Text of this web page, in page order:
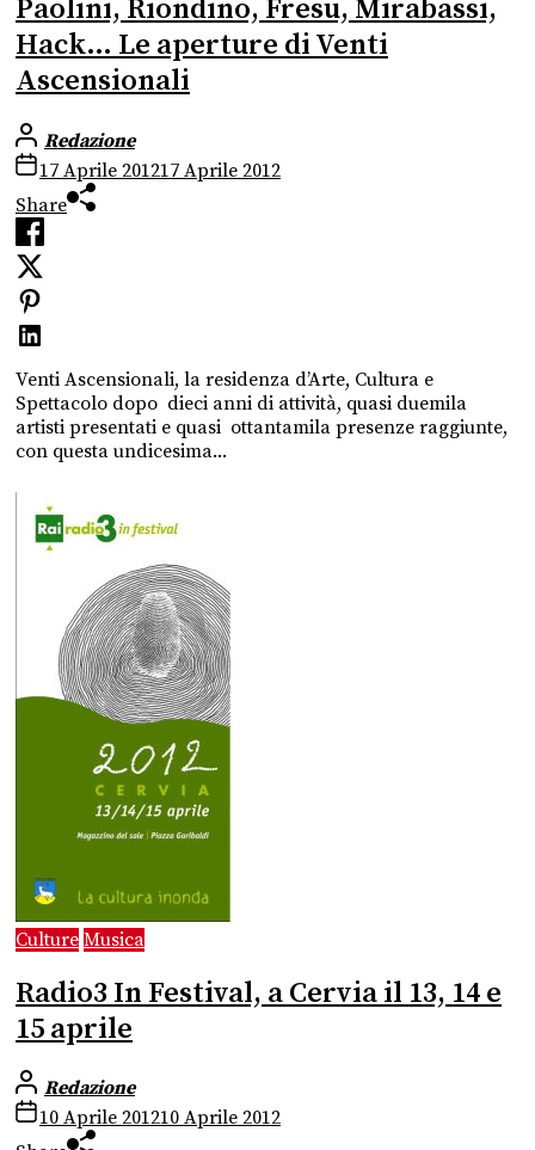
Paolini, Riondino, Fresu, Mirabassi,
Hack… Le aperture di Venti
Ascensionali
Redazione
17 Aprile 201217 Aprile 2012
Share
Venti Ascensionali, la residenza d’Arte, Cultura e
Spettacolo dopo dieci anni di attività, quasi duemila
artisti presentati e quasi ottantamila presenze raggiunte,
con questa undicesima...
Culture Musica
Radio3 In Festival, a Cervia il 13, 14 e
15 aprile
Redazione
10 Aprile 201210 Aprile 2012